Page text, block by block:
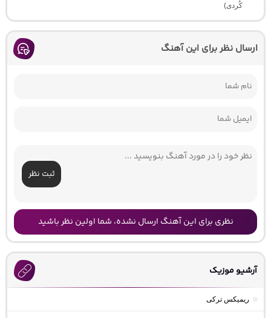
کُردی)
ارسال نظر برای این آهنگ
ثبت نظر
نظری برای این آهنگ ارسال نشده، شما اولین نظر باشید
آرشیو موزیک
ریمیکس ترکی